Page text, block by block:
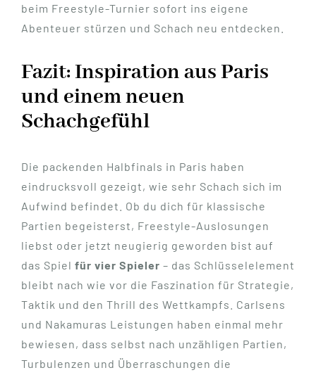
beim Freestyle-Turnier sofort ins eigene
Abenteuer stürzen und Schach neu entdecken.
Fazit: Inspiration aus Paris
und einem neuen
Schachgefühl
Die packenden Halbfinals in Paris haben
eindrucksvoll gezeigt, wie sehr Schach sich im
Aufwind befindet. Ob du dich für klassische
Partien begeisterst, Freestyle-Auslosungen
liebst oder jetzt neugierig geworden bist auf
das Spiel für vier Spieler – das Schlüsselelement
bleibt nach wie vor die Faszination für Strategie,
Taktik und den Thrill des Wettkampfs. Carlsens
und Nakamuras Leistungen haben einmal mehr
bewiesen, dass selbst nach unzähligen Partien,
Turbulenzen und Überraschungen die